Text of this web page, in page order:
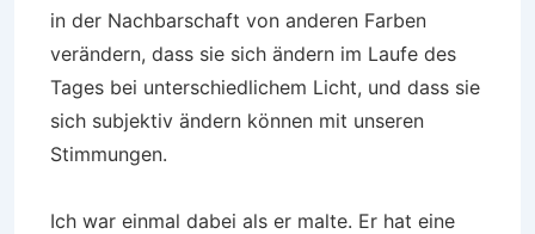
in der Nachbarschaft von anderen Farben
verändern, dass sie sich ändern im Laufe des
Tages bei unterschiedlichem Licht, und dass sie
sich subjektiv ändern können mit unseren
Stimmungen.
Ich war einmal dabei als er malte. Er hat eine